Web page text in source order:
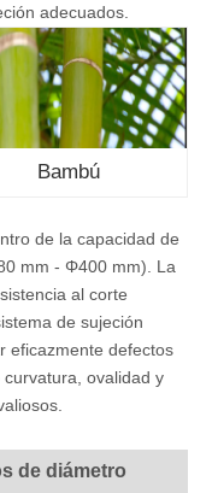
adecuados.
Bambú
de la capacidad de
mm - Φ400 mm). La
al corte
de sujeción
eficazmente defectos
ovalidad y
de diámetro